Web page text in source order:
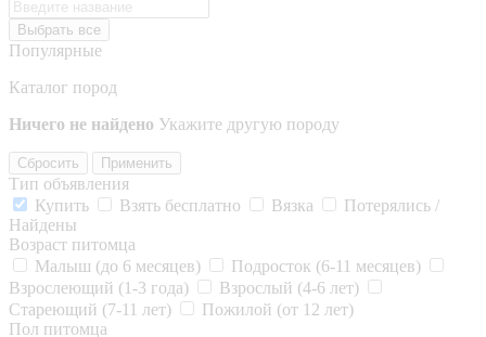
Выбрать все
Популярные
Каталог пород
Ничего не найдено Укажите другую породу
Сбросить Применить
Тип объявления
Купить
Взять бесплатно Вязка
Потерялись /
Найдены
Возраст питомца
Малыш (до 6 месяцев)
Подросток (6-11 месяцев)
Взрослеющий (1-3 года)
Взрослый (4-6 лет)
Стареющий (7-11 лет)
Пожилой (от 12 лет)
Пол питомца